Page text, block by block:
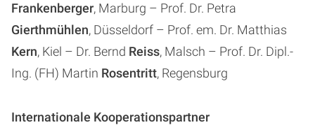
Frankenberger, Marburg – Prof. Dr. Petra
Gierthmühlen, Düsseldorf – Prof. em. Dr. Matthias
Kern, Kiel – Dr. Bernd Reiss, Malsch – Prof. Dr. Dipl.-
Ing. (FH) Martin Rosentritt, Regensburg
Internationale Kooperationspartner